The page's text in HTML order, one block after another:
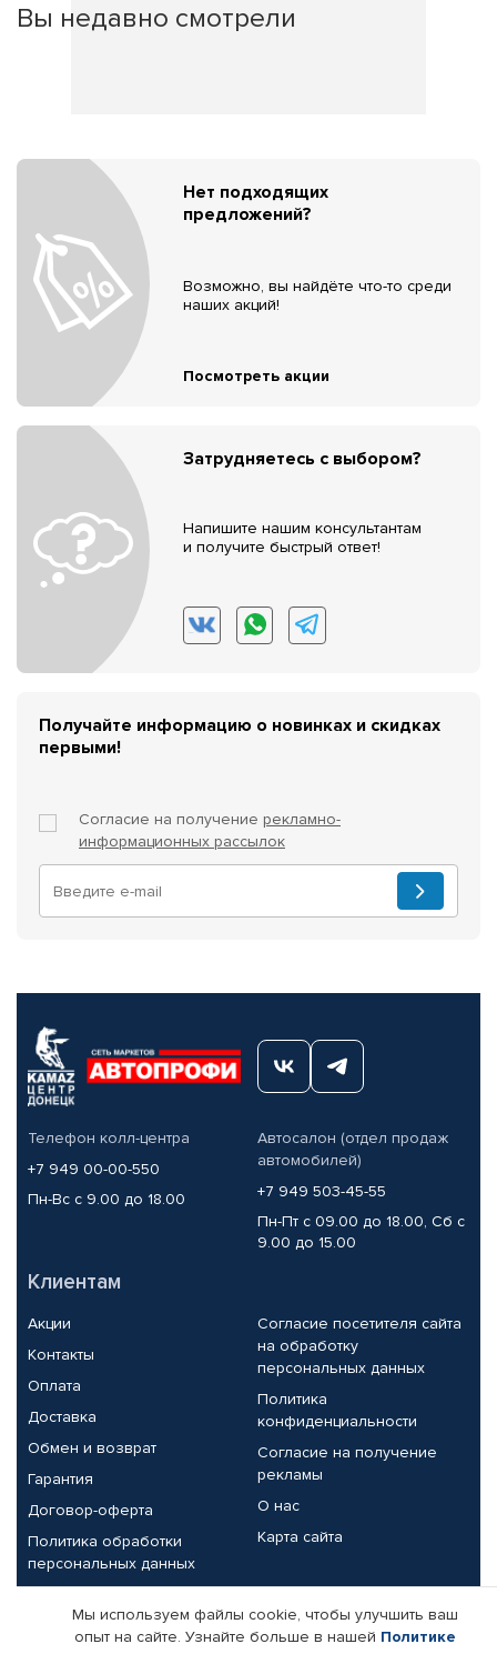
Вы недавно смотрели
Нет подходящих
предложений?
Возможно, вы найдёте что-то среди
наших акций!
Посмотреть акции
Затрудняетесь с выбором?
Напишите нашим консультантам
и получите быстрый ответ!
Получайте информацию о новинках и скидках
первыми!
Согласие на получение рекламно-
информационных рассылок
Телефон колл-центра
+7 949 00-00-550
Пн-Вс с 9.00 до 18.00
Автосалон (отдел продаж
автомобилей)
+7 949 503-45-55
Пн-Пт с 09.00 до 18.00, Сб с
9.00 до 15.00
Клиентам
Акции
Контакты
Оплата
Доставка
Обмен и возврат
Гарантия
Договор-оферта
Политика обработки
персональных данных
Согласие посетителя сайта
на обработку
персональных данных
Политика
конфиденциальности
Согласие на получение
рекламы
О нас
Карта сайта
Партнерам
Мы используем файлы cookie, чтобы улучшить ваш
опыт на сайте. Узнайте больше в нашей Политике